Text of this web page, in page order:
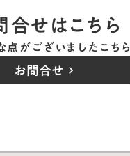
合せはこちら
点がございましたこちら
お問合せ keyboard_arrow_right